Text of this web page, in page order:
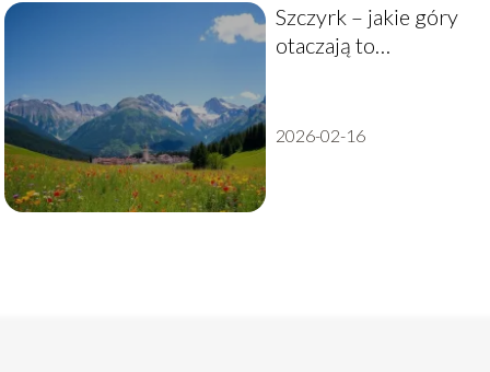
Szczyrk – jakie góry
otaczają to
2026-02-16